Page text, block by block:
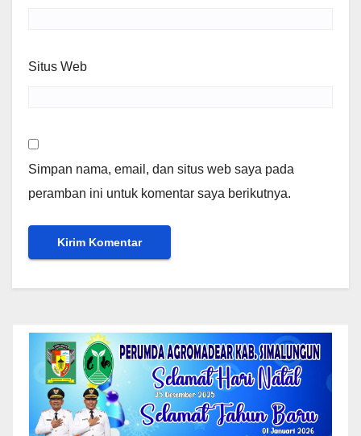
Situs Web
Simpan nama, email, dan situs web saya pada
peramban ini untuk komentar saya berikutnya.